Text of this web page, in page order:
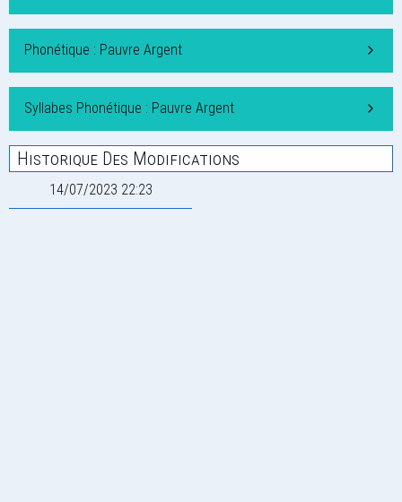
Phonétique : Pauvre Argent
Syllabes Phonétique : Pauvre Argent
Historique Des Modifications
14/07/2023 22:23